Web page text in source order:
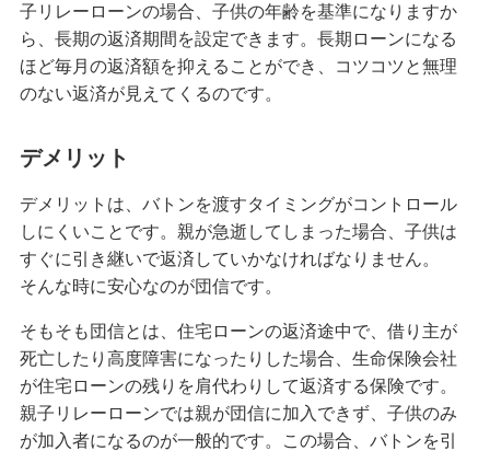
子リレーローンの場合、子供の年齢を基準になりますか
ら、長期の返済期間を設定できます。長期ローンになる
ほど毎月の返済額を抑えることができ、コツコツと無理
のない返済が見えてくるのです。
デメリット
デメリットは、バトンを渡すタイミングがコントロール
しにくいことです。親が急逝してしまった場合、子供は
すぐに引き継いで返済していかなければなりません。
そんな時に安心なのが団信です。
そもそも団信とは、住宅ローンの返済途中で、借り主が
死亡したり高度障害になったりした場合、生命保険会社
が住宅ローンの残りを肩代わりして返済する保険です。
親子リレーローンでは親が団信に加入できず、子供のみ
が加入者になるのが一般的です。この場合、バトンを引